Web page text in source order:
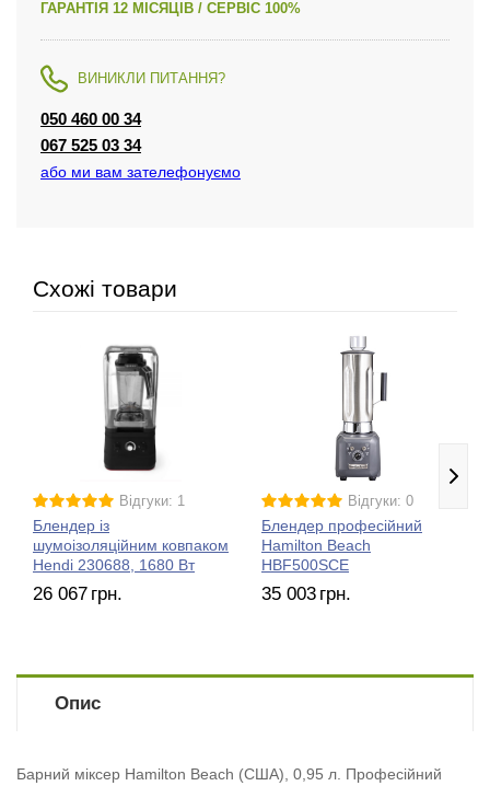
ГАРАНТІЯ 12 МІСЯЦІВ / СЕРВІС 100%
ВИНИКЛИ ПИТАННЯ?
050 460 00 34
067 525 03 34
або ми вам зателефонуємо
Схожі товари
Відгуки: 1
Блендер із
шумоізоляційним ковпаком
Hendi 230688, 1680 Вт
26 067 грн.
Відгуки: 0
Блендер професійний
Hamilton Beach
HBF500SCE
35 003 грн.
Опис
Барний міксер Hamilton Beach (США), 0,95 л. Професійний